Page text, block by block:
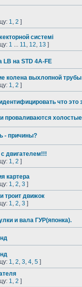
1, 2 ]
системі
1 ... 11, 12, 13 ]
LB на STD 4A-FE
колена выхлопной трубы
1, 2 ]
что это
проваливаются холостые
- причины?
двигателем!!!
1, 2 ]
картера
1, 2, 3 ]
троит движок
1, 2, 3 ]
и вала ГУР(японка).
1, 2, 3, 4, 5 ]
1, 2 ]